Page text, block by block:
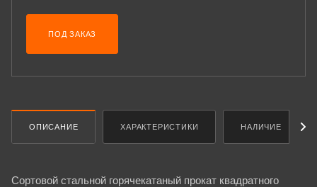
ПОД ЗАКАЗ
ОПИСАНИЕ ХАРАКТЕРИСТИКИ НАЛИЧИЕ
Сортовой стальной горячекатаный прокат квадратного